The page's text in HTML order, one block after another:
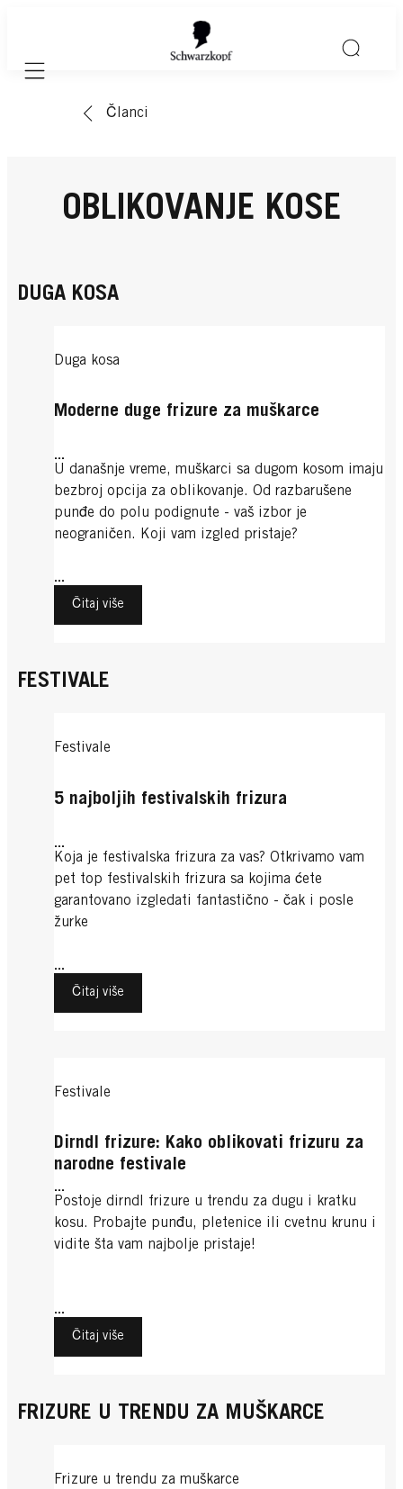
Mobile navigation
Članci
OBLIKOVANJE KOSE
DUGA KOSA
Duga kosa
Moderne duge frizure za muškarce
...
U današnje vreme, muškarci sa dugom kosom imaju
bezbroj opcija za oblikovanje. Od razbarušene
punđe do polu podignute - vaš izbor je
neograničen. Koji vam izgled pristaje?
...
Čitaj više
FESTIVALE
Festivale
5 najboljih festivalskih frizura
...
Koja je festivalska frizura za vas? Otkrivamo vam
pet top festivalskih frizura sa kojima ćete
garantovano izgledati fantastično - čak i posle
žurke
...
Čitaj više
Festivale
Dirndl frizure: Kako oblikovati frizuru za
narodne festivale
...
Postoje dirndl frizure u trendu za dugu i kratku
kosu. Probajte punđu, pletenice ili cvetnu krunu i
vidite šta vam najbolje pristaje!
...
Čitaj više
FRIZURE U TRENDU ZA MUŠKARCE
Frizure u trendu za muškarce